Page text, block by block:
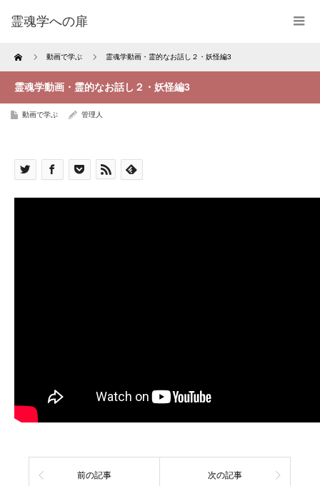
霊魂学への扉
Home 動画で学ぶ 霊魂学動画・霊的なお話し２・妖怪編3
霊魂学動画・霊的なお話し２・妖怪編3
動画で学ぶ 管理人
前の記事 次の記事